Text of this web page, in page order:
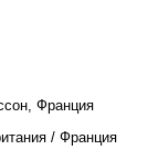
Франция
/ Франция